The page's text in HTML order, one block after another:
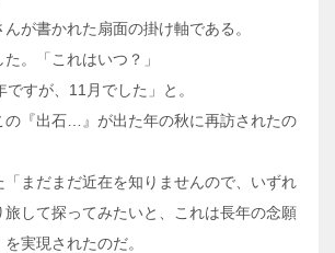
が書かれた扇面の掛け軸である。
。「これはいつ？」
ですが、11月でした」と。
の『出石…』が出た年の秋に再訪されたの
「まだまだ近在を知りませんので、いずれ
旅して探ってみたいと、これは長年の念願
実現されたのだ。